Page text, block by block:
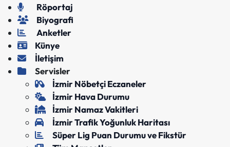
Röportaj
Biyografi
Anketler
Künye
İletişim
Servisler
İzmir Nöbetçi Eczaneler
İzmir Hava Durumu
İzmir Namaz Vakitleri
İzmir Trafik Yoğunluk Haritası
Süper Lig Puan Durumu ve Fikstür